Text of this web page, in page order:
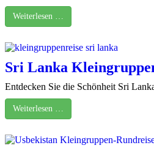
Weiterlesen …
Sri Lanka
Entdecken Sie die Schönheit Sri
Weiterlesen …